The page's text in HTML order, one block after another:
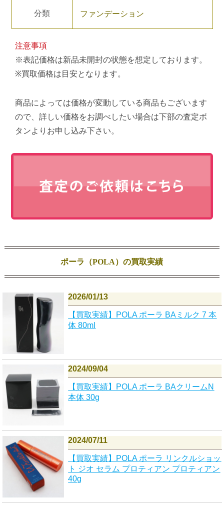
分類 ファンデーション
注意事項
※表記価格は新品未開封の状態を想定しております。
※買取価格は目安となります。
商品によっては価格が変動している商品もございます
ので、詳しい価格をお調べしたい場合は下部の査定ボ
タンよりお申し込み下さい。
ポーラ（POLA）の買取実績
2026/01/13
【買取実績】POLA ポーラ BAミルク 7 本
体 80ml
2024/09/04
【買取実績】POLA ポーラ BAクリームN
本体 30g
2024/07/11
【買取実績】POLA ポーラ リンクルショッ
ト ジオ セラム プロティアン プロティアン
40g